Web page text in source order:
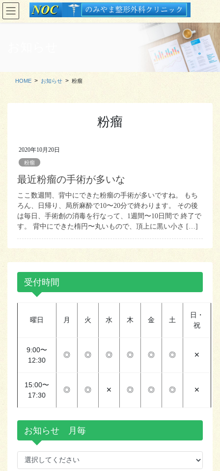
コ
ン
テ
ナ
ビ
ゲ
HOME お知らせ 粉瘤
粉瘤
2020年10月20日
粉瘤
最近粉瘤の手術が多いな
ここ数週間、背中にできた粉瘤の手術が多いですね。 もち
ろん、日帰り、局所麻酔で10〜20分で終わります。 その後
は毎日、手術創の消毒を行なって、1週間〜10日間で 終了で
す。 背中にできた楕円〜丸いもので、頂上に黒い小さ […]
受付時間
曜日 月 火 水 木 金 土
日・
祝
9:00〜
12:30
◎ ◎ ◎ ◎ ◎ ◎ ✕
15:00〜
17:30
◎ ◎ ✕ ◎ ◎ ◎ ✕
お知らせ 月毎